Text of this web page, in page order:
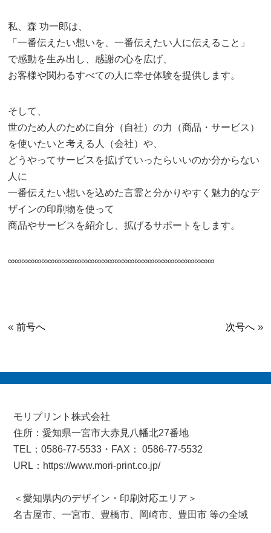
私、森 功一郎は、
「一番伝えたい想いを、一番伝えたい人に伝えること」
で感動を生み出し、感謝の心を広げ、
お客様や関わるすべての人に幸せ体験を提供します。
そして、
世のため人のために自分（自社）の力（商品・サービス）
を使いたいと考える人（会社）や、
どうやってサービスを拡げていったらいいのか分からない
人に
一番伝えたい想いを込めた言霊と分かりやすく魅力的なデ
ザインの印刷物を使って
商品やサービスを紹介し、拡げるサポートをします。
∞∞∞∞∞∞∞∞∞∞∞∞∞∞∞∞∞∞∞∞∞∞∞∞∞∞∞∞∞∞∞
«前号へ 次号へ»
モリプリント株式会社
住所：愛知県一宮市大赤見八幡北27番地
TEL：0586-77-5533・FAX： 0586-77-5532
URL：https://www.mori-print.co.jp/
＜愛知県内のデザイン・印刷対応エリア＞
名古屋市、一宮市、豊橋市、岡崎市、豊田市 等の全域